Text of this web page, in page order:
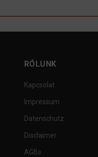
RÓLUNK
Kapcsolat
Impressum
Datenschutz
Disclaimer
AGBs